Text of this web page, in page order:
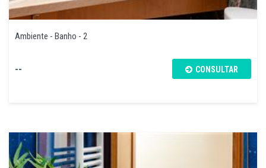
Ambiente - Banho - 2
-- CONSULTAR